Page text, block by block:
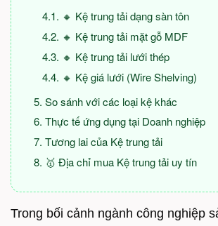
🔸 Kệ trung tải dạng sàn tôn
🔸 Kệ trung tải mặt gỗ MDF
🔸 Kệ trung tải lưới thép
🔸 Kệ giá lưới (Wire Shelving)
So sánh với các loại kệ khác
Thực tế ứng dụng tại Doanh nghiệp
Tương lai của Kệ trung tải
🥇 Địa chỉ mua Kệ trung tải uy tín
Trong bối cảnh ngành công nghiệp